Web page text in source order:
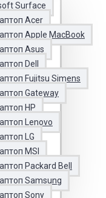
Surface
Acer
Apple MacBook
Asus
Dell
Fujitsu Simens
Gateway
HP
Lenovo
LG
MSI
Packard Bell
Samsung
Sony